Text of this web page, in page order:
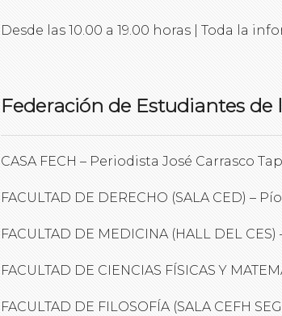
Desde las 10.00 a 19.00 horas | Toda la
Federación de Estudiantes de
CASA FECH – Periodista José Carrasco
FACULTAD DE DERECHO (SALA CED) –
FACULTAD DE MEDICINA (HALL DEL
FACULTAD DE CIENCIAS FÍSICAS Y
FACULTAD DE FILOSOFÍA (SALA CEFH